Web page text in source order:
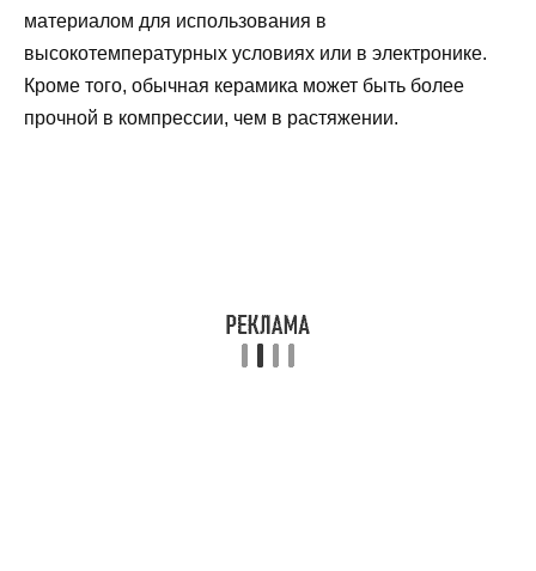
материалом для использования в
высокотемпературных условиях или в электронике.
Кроме того, обычная керамика может быть более
прочной в компрессии, чем в растяжении.